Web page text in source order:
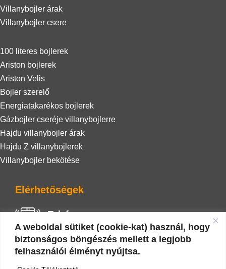
A weboldal sütiket (cookie-kat) használ, hogy
biztonságos böngészés mellett a legjobb
felhasználói élményt nyújtsa.
Villanybojler árak
Villanybojler csere
100 literes bojlerek
Ariston bojlerek
Ariston Velis
Bojler szerelő
Energiatakarékos bojlerek
Gázbojler cseréje villanybojlerre
Hajdu villanybojler árak
Hajdu Z villanybojlerek
Villanybojler bekötése
Elérhetőségek
Telefon
+36 20 942 0586
E-mail